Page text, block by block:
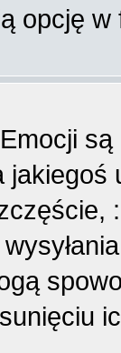
opcję w